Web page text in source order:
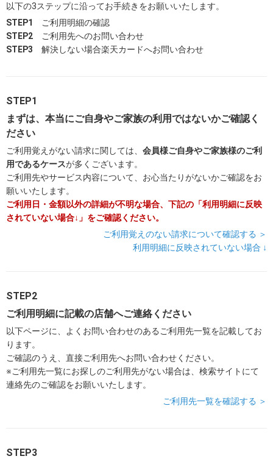
以下の3ステップに沿ってお手続きをお願いいたします。
STEP1
ご利用明細の確認
STEP2 ご利用先へのお問い合わせ
STEP3 解決しない場合楽天カードへお問い合わせ
STEP1
まずは、本当にご自身やご家族の利用ではないかご確認く
ださい
ご利用覚えがない請求に関しては、 会員様ご自身やご家族様のご利
用であるケースが多くございます。
ご利用先やサービス内容について、お心当たりがないかご確認をお
願いいたします。
ご利用日・金額以外の詳細が不明な場合、下記の「利用明細に反映
されていない場合↓」をご確認ください。
ご利用覚えのない請求について確認する ＞
利用明細に反映されていない場合 ↓
STEP2
ご利用明細に記載の店舗へご連絡ください
以下ページに、よくお問い合わせのあるご利用先一覧を記載してお
ります。
ご確認のうえ、直接ご利用先へお問い合わせください。
※ご利用先一覧にお探しのご利用先がない場合は、検索サイトにて
連絡先のご確認をお願いいたします。
ご利用先一覧を確認する ＞
STEP3